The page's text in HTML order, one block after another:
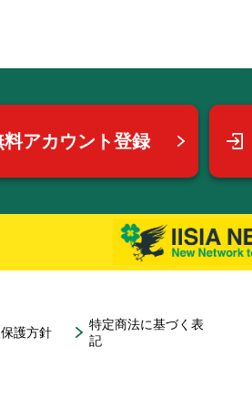
料アカウント登録
護方針
特定商法に基づく表
記